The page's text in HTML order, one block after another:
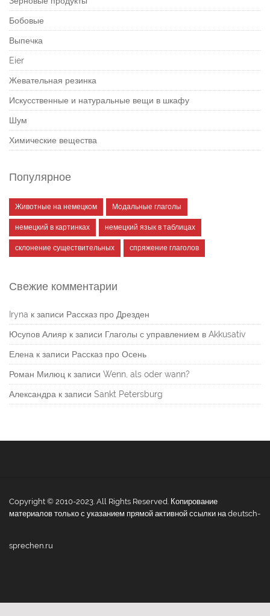
Бобовые
Выпечка
Eier
Жевательная резинка
Искусственные и натуральные вещи в шкафу
Шум
Химические вещества
Популярное
Животные на немецком Модальные глаголы
немецкий в картинках немецкий язык в таблицах
склонение существительных спряжение глаголов
Свежие комментарии
Iryna к записи Рассказ про Дрезден
Юсупов Алияр к записи Глаголы с управлением в Akkusativ
Елена к записи Рассказ про Осень
Роман Милюц к записи Wenn, als oder wann?
Александра к записи Sankt Petersburg
Copyright © 2010-2023. All Rights Reserved. Копирование
материалов только с указанием прямой активной ссылки на deutsch-
sprechen.ru